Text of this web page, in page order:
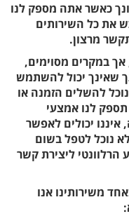
כאשר אתה מספק לנו
את כל השירותים
מרצון.
במקרים מסוימים,
שאינך יכול להשתמש
להשלים הזמנה או
לנו אמצעי
יכולים לאפשר
נוכל לטפל בשום
ליצירת קשר
משירותינו אנו